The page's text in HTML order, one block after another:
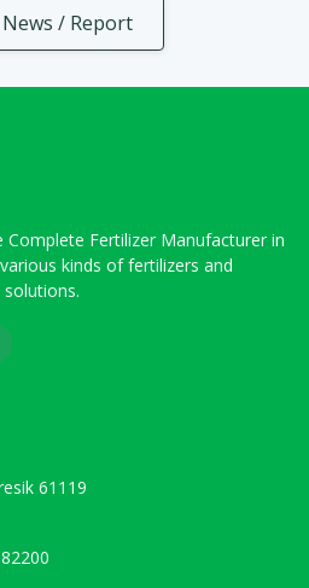
/ Report
Complete Fertilizer Manufacturer in
kinds of fertilizers and
61119